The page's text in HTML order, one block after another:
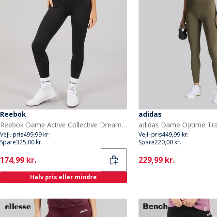
Reebok
Reebok Dame Active Collective Dreamblend 7/8 Tight Leggings Sort
Vejl. pris499,99 kr.
Spare325,00 kr.
Current
174,99 kr.
Halv pris eller mindre
adidas
Vejl. pris449,99 kr.
Spare220,00 kr.
Current
229,99 kr.